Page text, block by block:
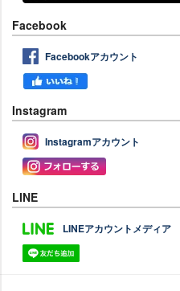
Facebook
Facebookアカウント
Instagram
Instagramアカウント
LINE
LINEアカウントメディア